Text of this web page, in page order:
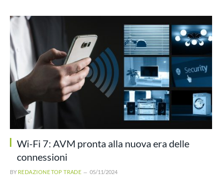
Wi-Fi 7: AVM pronta alla nuova era delle
connessioni
BY REDAZIONE TOP TRADE 05/11/2024